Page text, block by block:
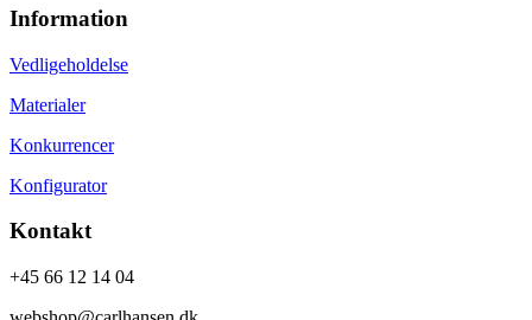
Information
Vedligeholdelse
Materialer
Konkurrencer
Konfigurator
Kontakt
+45 66 12 14 04